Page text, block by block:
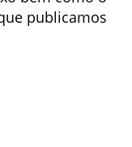
publicamos